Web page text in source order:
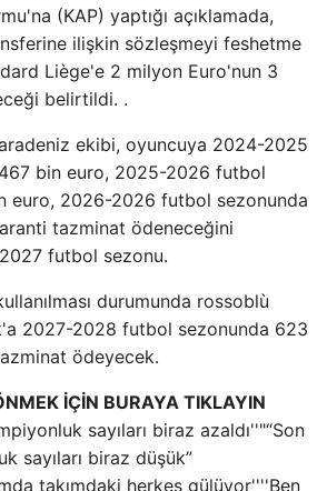
(KAP) yaptığı açıklamada,
ilişkin sözleşmeyi feshetme
Liège'e 2 milyon Euro'nun 3
belirtildi. .
ekibi, oyuncuya 2024-2025
bin euro, 2025-2026 futbol
euro, 2026-2026 futbol sezonunda
tazminat ödeneceğini
futbol sezonu.
durumunda rossoblù
2027-2028 futbol sezonunda 623
ödeyecek.
İÇİN BURAYA TIKLAYIN
“Son
sayıları biraz düşük”
''Ben